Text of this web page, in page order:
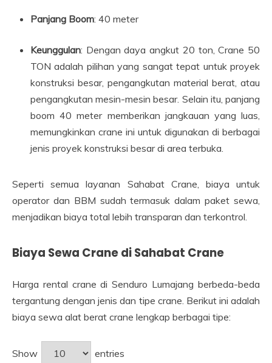
Panjang Boom: 40 meter
Keunggulan: Dengan daya angkut 20 ton, Crane 50
TON adalah pilihan yang sangat tepat untuk proyek
konstruksi besar, pengangkutan material berat, atau
pengangkutan mesin-mesin besar. Selain itu, panjang
boom 40 meter memberikan jangkauan yang luas,
memungkinkan crane ini untuk digunakan di berbagai
jenis proyek konstruksi besar di area terbuka.
Seperti semua layanan Sahabat Crane, biaya untuk
operator dan BBM sudah termasuk dalam paket sewa,
menjadikan biaya total lebih transparan dan terkontrol.
Biaya Sewa Crane di Sahabat Crane
Harga rental crane di Senduro Lumajang berbeda-beda
tergantung dengan jenis dan tipe crane. Berikut ini adalah
biaya sewa alat berat crane lengkap berbagai tipe:
Show entries